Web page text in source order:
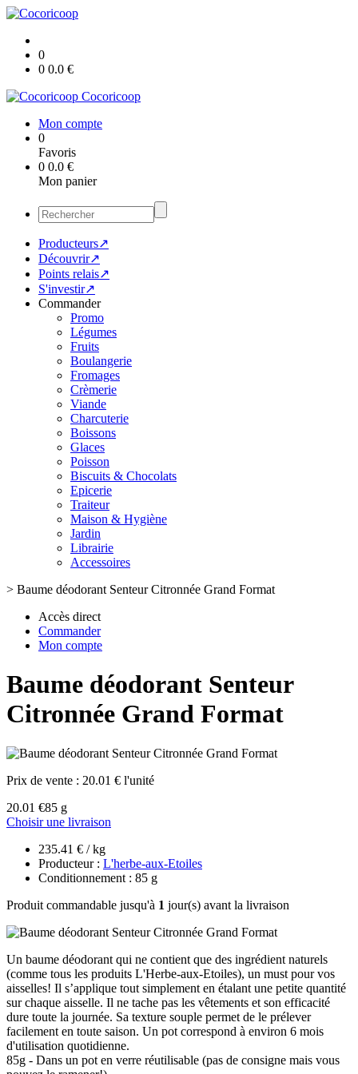
0
0 0.0 €
Cocoricoop
Mon compte
0
Favoris
0 0.0 €
Mon panier
Producteurs↗
Découvrir↗
Points relais↗
S'investir↗
Commander
Promo
Légumes
Fruits
Boulangerie
Fromages
Crèmerie
Viande
Charcuterie
Boissons
Glaces
Poisson
Biscuits & Chocolats
Epicerie
Traiteur
Maison & Hygiène
Jardin
Librairie
Accessoires
> Baume déodorant Senteur Citronnée Grand Format
Accès direct
Commander
Mon compte
Baume déodorant Senteur
Citronnée Grand Format
Prix de vente : 20.01 € l'unité
20.01 €85 g
Choisir une livraison
235.41 € / kg
Producteur : L'herbe-aux-Etoiles
Conditionnement : 85 g
Produit commandable jusqu'à 1 jour(s) avant la livraison
Un baume déodorant qui ne contient que des ingrédient naturels
(comme tous les produits L'Herbe-aux-Etoiles), un must pour vos
aisselles! Il s’applique tout simplement en étalant une petite quantité
sur chaque aisselle. Il ne tache pas les vêtements et son efficacité
dure toute la journée. Sa texture souple permet de le prélever
facilement en toute saison. Un pot correspond à environ 6 mois
d'utilisation quotidienne.
85g - Dans un pot en verre réutilisable (pas de consigne mais vous